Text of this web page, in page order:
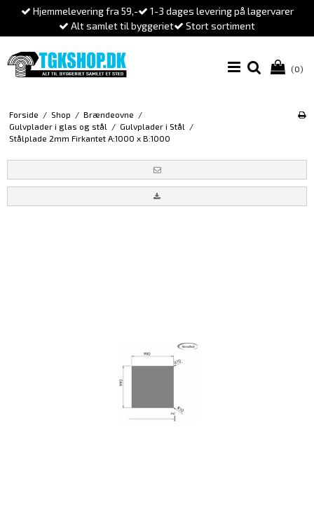
Hjemmelevering fra 59,-
1-3 dages levering på lagervarer
Alt samlet til byggeriet
Stort sortiment
(0)
Forside / Shop / Brændeovne /
Gulvplader i glas og stål
/ Gulvplader i Stål
/
Stålplade 2mm Firkantet A:1000 x B:1000